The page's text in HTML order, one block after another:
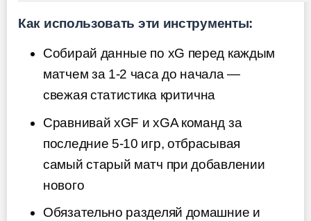
Как использовать эти инструменты:
Собирай данные по xG перед каждым
матчем за 1-2 часа до начала —
свежая статистика критична
Сравнивай xGF и xGA команд за
последние 5-10 игр, отбрасывая
самый старый матч при добавлении
нового
Обязательно разделяй домашние и